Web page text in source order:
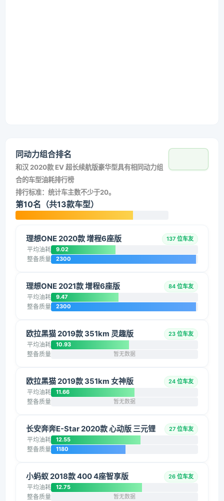
同动力组合排名
和汉 2020款 EV 超长续航版豪华型具有相同动力组
合的车型油耗排行榜
排行标准：统计车主数不少于20。
第10名（共13款车型）
理想ONE 2020款 增程6座版 137 位车友
平均油耗 9.02
整备质量 2300
理想ONE 2021款 增程6座版 84 位车友
平均油耗 9.47
整备质量 2300
欧拉黑猫 2019款 351km 灵趣版 23 位车友
平均油耗 10.93
整备质量 暂无数据
欧拉黑猫 2019款 351km 女神版 24 位车友
平均油耗 11.66
整备质量 暂无数据
长安奔奔E-Star 2020款 心动版 三元锂 27 位车友
平均油耗 12.55
整备质量 1180
小蚂蚁 2018款 400 4座智享版 26 位车友
平均油耗 12.75
整备质量 暂无数据